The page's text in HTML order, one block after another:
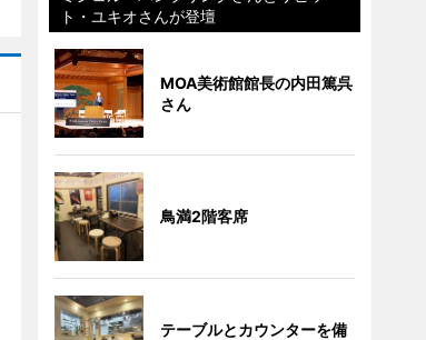
ト・ユキオさんが登壇
MOA美術館館長の内田篤呉
さん
鳥満2階客席
テーブルとカウンターを備